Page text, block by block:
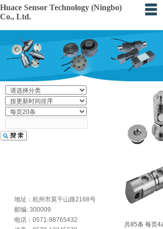
Huace Sensor Technology (Ningbo)
Co., Ltd.
Home
About
Certification
Events
Application
地址：杭州市莫干山路2168号
邮编: 300009
电话：0571-98765432
共85条 每页4